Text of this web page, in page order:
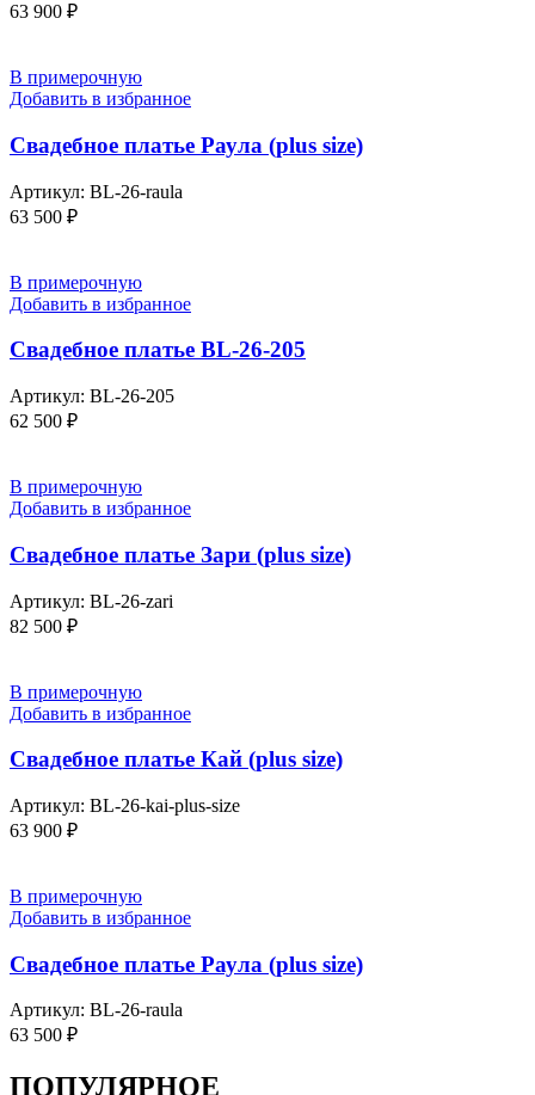
63 900 ₽
В примерочную
Добавить в избранное
Свадебное платье Раула (plus size)
Артикул: BL-26-raula
63 500 ₽
В примерочную
Добавить в избранное
Свадебное платье BL-26-205
Артикул: BL-26-205
62 500 ₽
В примерочную
Добавить в избранное
Свадебное платье Зари (plus size)
Артикул: BL-26-zari
82 500 ₽
В примерочную
Добавить в избранное
Свадебное платье Кай (plus size)
Артикул: BL-26-kai-plus-size
63 900 ₽
В примерочную
Добавить в избранное
Свадебное платье Раула (plus size)
Артикул: BL-26-raula
63 500 ₽
ПОПУЛЯРНОЕ